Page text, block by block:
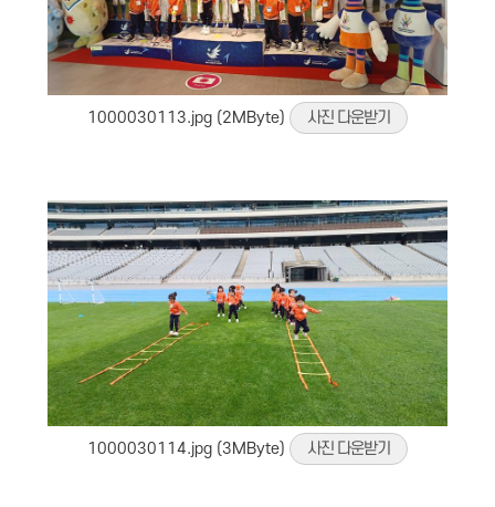
1000030113.jpg (2MByte) 사진 다운받기
1000030114.jpg (3MByte) 사진 다운받기